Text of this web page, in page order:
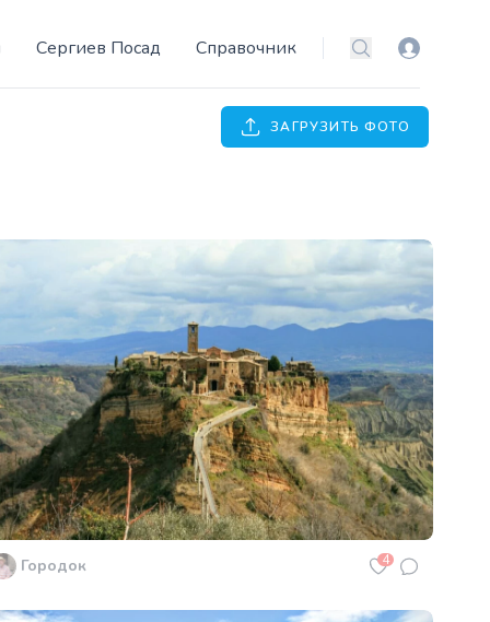
Сергиев Посад Справочник Поиск Вход
ЗАГРУЗИТЬ ФОТО
Городок 4